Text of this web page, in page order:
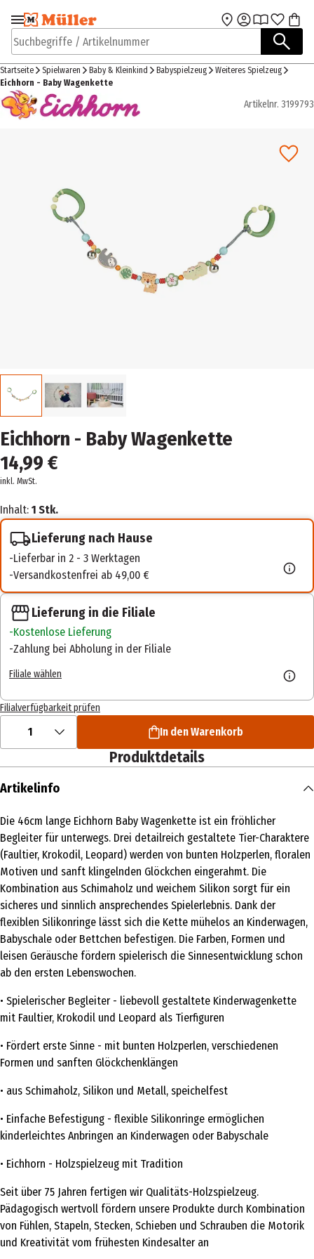
Zur Navigation
springen
Zum Hauptinhalt
Suchbegriffe / Artikelnummer
Startseite Spielwaren Baby & Kleinkind Babyspielzeug
Weiteres Spielzeug
Eichhorn - Baby Wagenkette
Artikelnr. 3199793
Eichhorn - Baby Wagenkette
14,99 €
inkl. MwSt.
Inhalt: 1 Stk.
Lieferung nach Hause
Lieferbar in 2 - 3 Werktagen
Versandkostenfrei ab 49,00 €
Lieferung in die Filiale
Kostenlose Lieferung
Zahlung bei Abholung in der Filiale
Filiale wählen
Filialverfügbarkeit prüfen
1 In den Warenkorb
Produktdetails
Artikelinfo
Die 46cm lange Eichhorn Baby Wagenkette ist ein fröhlicher
Begleiter für unterwegs. Drei detailreich gestaltete Tier-Charaktere
(Faultier, Krokodil, Leopard) werden von bunten Holzperlen, floralen
Motiven und sanft klingelnden Glöckchen eingerahmt. Die
Kombination aus Schimaholz und weichem Silikon sorgt für ein
sicheres und sinnlich ansprechendes Spielerlebnis. Dank der
flexiblen Silikonringe lässt sich die Kette mühelos an Kinderwagen,
Babyschale oder Bettchen befestigen. Die Farben, Formen und
leisen Geräusche fördern spielerisch die Sinnesentwicklung schon
ab den ersten Lebenswochen.
• Spielerischer Begleiter - liebevoll gestaltete Kinderwagenkette
mit Faultier, Krokodil und Leopard als Tierfiguren
• Fördert erste Sinne - mit bunten Holzperlen, verschiedenen
Formen und sanften Glöckchenklängen
• aus Schimaholz, Silikon und Metall, speichelfest
• Einfache Befestigung - flexible Silikonringe ermöglichen
kinderleichtes Anbringen an Kinderwagen oder Babyschale
• Eichhorn - Holzspielzeug mit Tradition
Seit über 75 Jahren fertigen wir Qualitäts-Holzspielzeug.
Pädagogisch wertvoll fördern unsere Produkte durch Kombination
von Fühlen, Stapeln, Stecken, Schieben und Schrauben die Motorik
und Kreativität vom frühesten Kindesalter an